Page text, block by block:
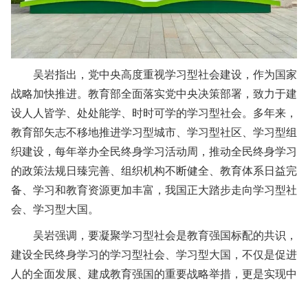
吴岩指出，党中央高度重视学习型社会建设，作为国家
战略加快推进。教育部全面落实党中央决策部署，致力于建
设人人皆学、处处能学、时时可学的学习型社会。多年来，
教育部矢志不移地推进学习型城市、学习型社区、学习型组
织建设，每年举办全民终身学习活动周，推动全民终身学习
的政策法规日臻完善、组织机构不断健全、教育体系日益完
备、学习和教育资源更加丰富，我国正大踏步走向学习型社
会、学习型大国。
吴岩强调，要凝聚学习型社会是教育强国标配的共识，
建设全民终身学习的学习型社会、学习型大国，不仅是促进
人的全面发展、建成教育强国的重要战略举措，更是实现中